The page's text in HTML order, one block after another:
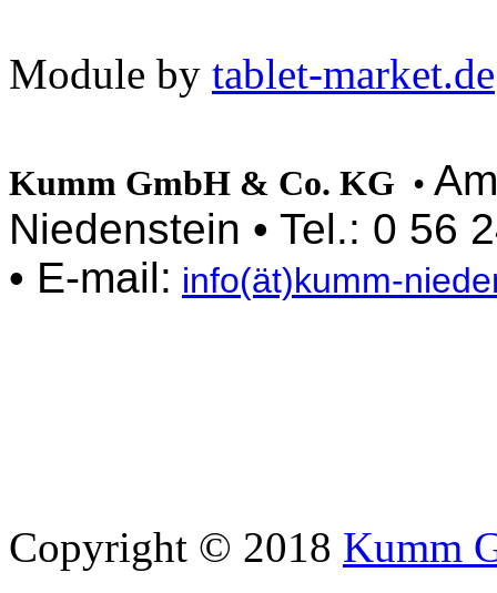
Module by tablet-market.de
Kumm GmbH & Co. KG •
Niedenstein • Tel.: 0 56
• E-mail: info(ät)kumm-
Copyright © 2018 Kumm